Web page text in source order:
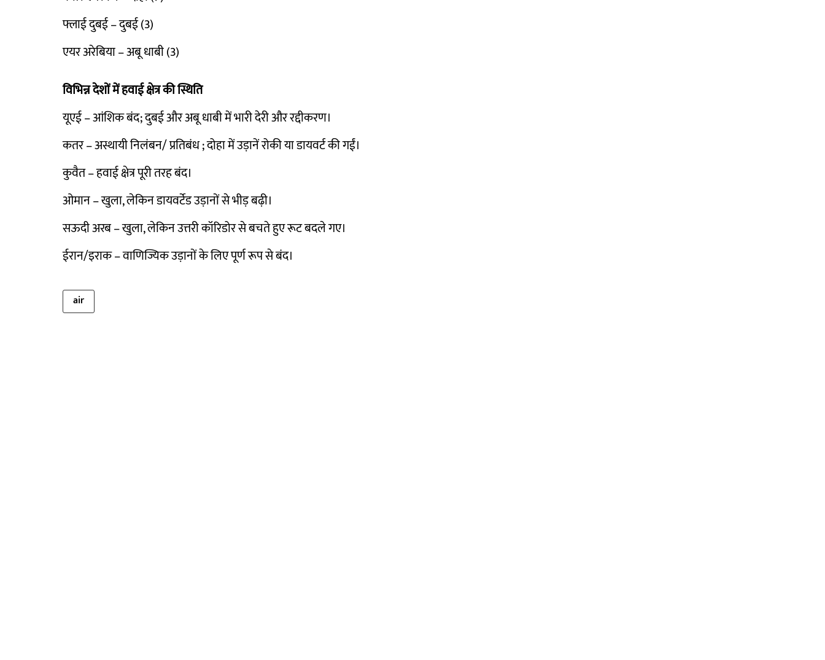
फ्लाई दुबई – दुबई (3)
एयर अरेबिया – अबू धाबी (3)
विभिन्न देशों में हवाई क्षेत्र की स्थिति
यूएई – आंशिक बंद; दुबई और अबू धाबी में भारी देरी और रद्दीकरण।
कतर – अस्थायी निलंबन/ प्रतिबंध ; दोहा में उड़ानें रोकी या डायवर्ट की गईं।
कुवैत – हवाई क्षेत्र पूरी तरह बंद।
ओमान – खुला, लेकिन डायवर्टेड उड़ानों से भीड़ बढ़ी।
सऊदी अरब – खुला, लेकिन उत्तरी कॉरिडोर से बचते हुए रूट बदले गए।
ईरान/इराक – वाणिज्यिक उड़ानों के लिए पूर्ण रूप से बंद।
air